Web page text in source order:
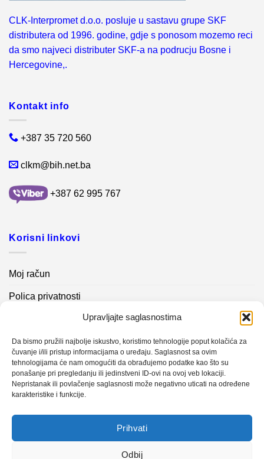
Upravljajte saglasnostima
Da bismo pružili najbolje iskustvo, koristimo tehnologije poput kolačića za
čuvanje i/ili pristup informacijama o uređaju. Saglasnost sa ovim
tehnologijama će nam omogućiti da obrađujemo podatke kao što su
ponašanje pri pregledanju ili jedinstveni ID-ovi na ovoj veb lokaciji.
Nepristanak ili povlačenje saglasnosti može negativno uticati na određene
karakteristike i funkcije.
Prihvati
Odbij
CLK-Interpromet d.o.o. posluje u sastavu grupe SKF
distributera od 1996. godine, gdje s ponosom mozemo reci
da smo najveci distributer SKF-a na podrucju Bosne i
Hercegovine,.
Kontakt info
+387 35 720 560
clkm@bih.net.ba
+387 62 995 767
Korisni linkovi
Moj račun
Polica privatnosti
Kontakt info
Novosti
Sistem mjerenja vibracija – papir mašina 4
Certificirani partner za održavanje